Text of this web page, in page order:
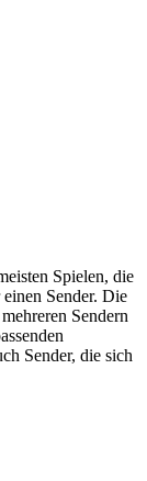
Spielen, die
Sender. Die
Sendern
Sender, die sich